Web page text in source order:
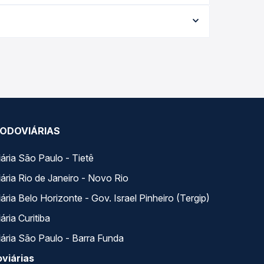
garante a melhor oferta para o seu roteiro.
São Paulo - Tietê
Rio de Janeiro - Novo Rio
Belo Horizonte - Gov. Israel Pinheiro (Tergip)
Curitiba
São Paulo - Barra Funda